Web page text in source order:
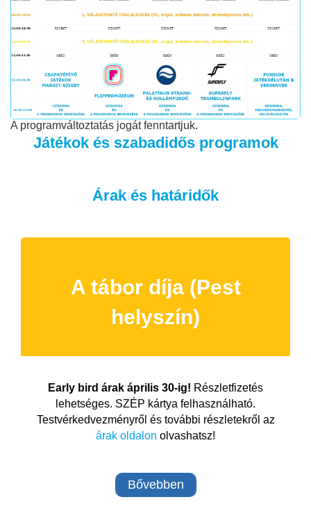
A programváltoztatás jogát fenntartjuk.
Játékok és szabadidős programok
Árak és határidők
A tábor díja (Pest
helyszín)
Early bird árak április 30-ig! Részletfizetés
lehetséges. SZÉP kártya felhasználható.
Testvérkedvezményről és további részletekről az
árak oldalon olvashatsz!
Bővebben